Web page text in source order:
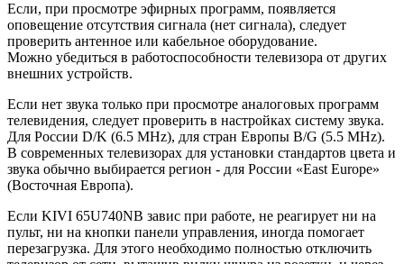
Если, при просмотре эфирных программ, появляется
оповещение отсутствия сигнала (нет сигнала), следует
проверить антенное или кабельное оборудование.
Можно убедиться в работоспособности телевизора от других
внешних устройств.
Если нет звука только при просмотре аналоговых программ
телевидения, следует проверить в настройках систему звука.
Для России D/K (6.5 MHz), для стран Европы B/G (5.5 MHz).
В современных телевизорах для установки стандартов цвета и
звука обычно выбирается регион - для России «East Europe»
(Восточная Европа).
Если KIVI 65U740NB завис при работе, не реагирует ни на
пульт, ни на кнопки панели управления, иногда помогает
перезагрузка. Для этого необходимо полностью отключить